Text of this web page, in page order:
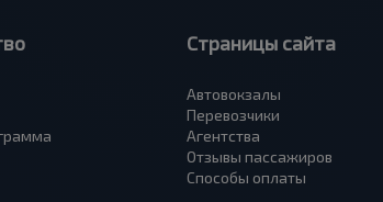
Страницы сайта
Автовокзалы
Перевозчики
Агентства
Отзывы пассажиров
Способы оплаты